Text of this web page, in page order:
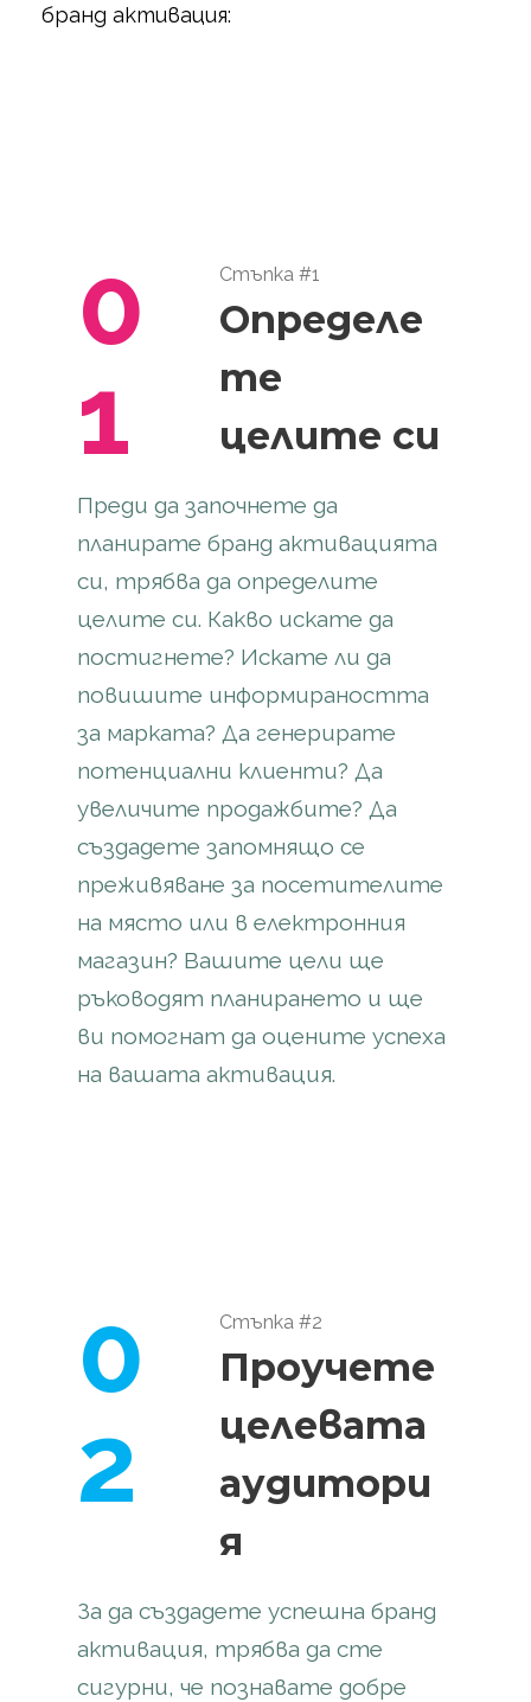
бранд активация:
0
1
Стъпка #1
Определе
те
целите си
Преди да започнете да
планирате бранд активацията
си, трябва да определите
целите си. Какво искате да
постигнете? Искате ли да
повишите информираността
за марката? Да генерирате
потенциални клиенти? Да
увеличите продажбите? Да
създадете запомнящо се
преживяване за посетителите
на място или в електронния
магазин? Вашите цели ще
ръководят планирането и ще
ви помогнат да оцените успеха
на вашата активация.
0
2
Стъпка #2
Проучете
целевата
аудитори
я
За да създадете успешна бранд
активация, трябва да сте
сигурни, че познавате добре